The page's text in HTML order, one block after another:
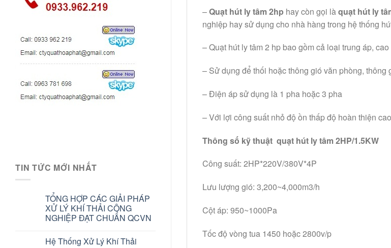
TIN TỨC MỚI NHẤT
TỔNG HỢP CÁC GIẢI PHÁP
XỬ LÝ KHÍ THẢI CÔNG
NGHIỆP ĐẠT CHUẨN QCVN
Hệ Thống Xử Lý Khí Thải
–Quạt hút ly tâm 2hp hay còn gọi là quạt hút ly
nghiệp hay sử dụng cho nhà hàng trong hệ thống
– Quạt hút ly tâm 2 hp bao gồm cả loại trung áp,
– Sử dụng để thối hoặc thông gió văn phòng,
– Điện áp sử dụng là 1 pha hoặc 3 pha
– Với lợi công suất nhỏ độ ồn thấp độ hoàn thiện
Thông số kỹ thuật quạt hút ly tâm 2HP/1.5KW
Công suất: 2HP*220V/380V*4P
Lưu lượng gió: 3,200~4,000m3/h
Cột áp: 950~1000Pa
Tốc độ vòng tua 1450 hoặc 2800v/p